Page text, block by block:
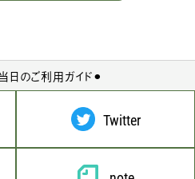
日のご利用ガイド⚫︎
Twitter